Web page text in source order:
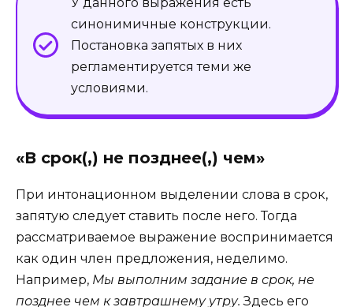
синонимичные конструкции.
Постановка запятых в них
регламентируется теми же
условиями.
«В срок(,) не позднее(,) чем»
При интонационном выделении слова в срок,
запятую следует ставить после него. Тогда
рассматриваемое выражение воспринимается
как один член предложения, неделимо.
Например, Мы выполним задание в срок, не
позднее чем к завтрашнему утру. Здесь его